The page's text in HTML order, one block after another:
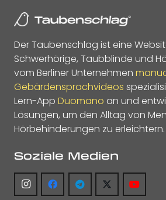
Der Taubenschlag ist eine
Schwerhörige, Taubblinde und
vom Berliner Unternehmen
Gebärdensprachvideos
Lern-App Duomano an und
Lösungen, um den Alltag von
Hörbehinderungen zu erleichtern.
Soziale Medien